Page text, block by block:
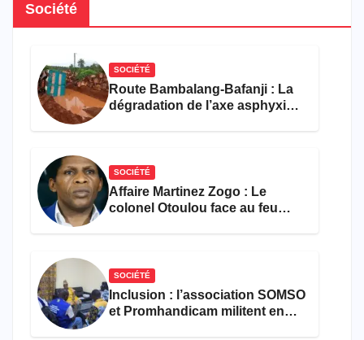
Société
SOCIÉTÉ
Route Bambalang-Bafanji : La
dégradation de l’axe asphyxie
SOCIÉTÉ
Affaire Martinez Zogo : Le
colonel Otoulou face au feu
SOCIÉTÉ
Inclusion : l’association SOMSO
et Promhandicam militent en